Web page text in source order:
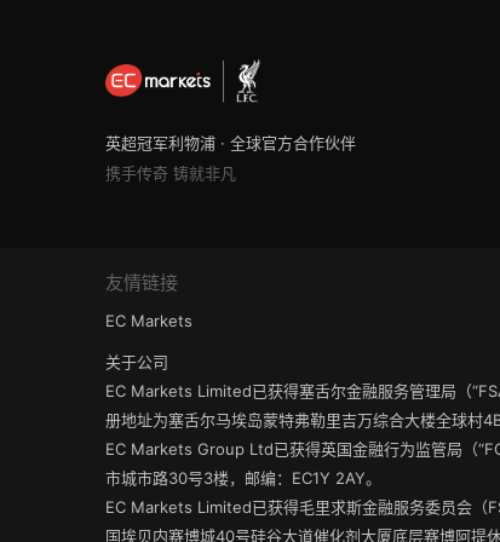
英超冠军利物浦 · 全球官方合作伙伴
携手传奇 铸就非凡
友情链接
EC Markets
关于公司
EC Markets Limited已获得塞舌尔金融服务管理局（
册地址为塞舌尔马埃岛蒙特弗勒里吉万综合大楼全球村4B
EC Markets Group Ltd已获得英国金融行为监管局（
市城市路30号3楼，邮编：EC1Y 2AY。
EC Markets Limited已获得毛里求斯金融服务委员会（
国埃贝内赛博城40号硅谷大道催化剂大厦底层赛博阿提